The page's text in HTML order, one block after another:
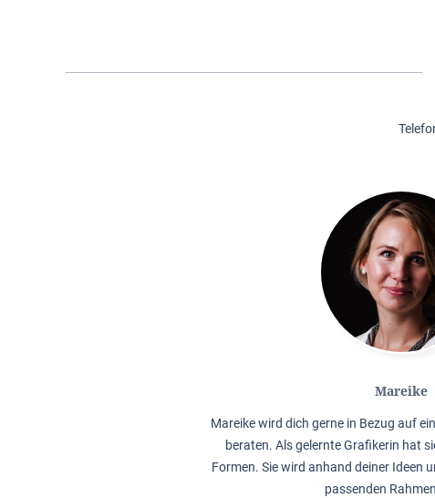
Mareike
Mareike wird dich gerne in Bezug auf
beraten. Als gelernte Grafikerin hat
Formen. Sie wird anhand deiner Ideen
passenden